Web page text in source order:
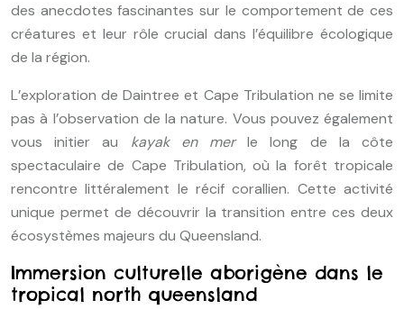
des anecdotes fascinantes sur le comportement de ces
créatures et leur rôle crucial dans l’équilibre écologique
de la région.
L’exploration de Daintree et Cape Tribulation ne se limite
pas à l’observation de la nature. Vous pouvez également
vous initier au kayak en merle long de la côte
spectaculaire de Cape Tribulation, où la forêt tropicale
rencontre littéralement le récif corallien. Cette activité
unique permet de découvrir la transition entre ces deux
écosystèmes majeurs du Queensland.
Immersion culturelle aborigène dans le
tropical north queensland